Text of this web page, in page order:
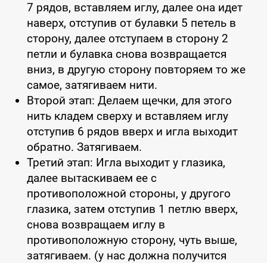
7 рядов, вставляем иглу, далее она идет
наверх, отступив от булавки 5 петель в
сторону, далее отступаем в сторону 2
петли и булавка снова возвращается
вниз, в другую сторону повторяем то же
самое, затягиваем нити.
Второй этап: Делаем щечки, для этого
нить кладем сверху и вставляем иглу
отступив 6 рядов вверх и игла выходит
обратно. Затягиваем.
Третий этап: Игла выходит у глазика,
далее вытаскиваем ее с
противоположной стороны, у другого
глазика, затем отступив 1 петлю вверх,
снова возвращаем иглу в
противоположную сторону, чуть выше,
затягиваем. (у нас должна получится